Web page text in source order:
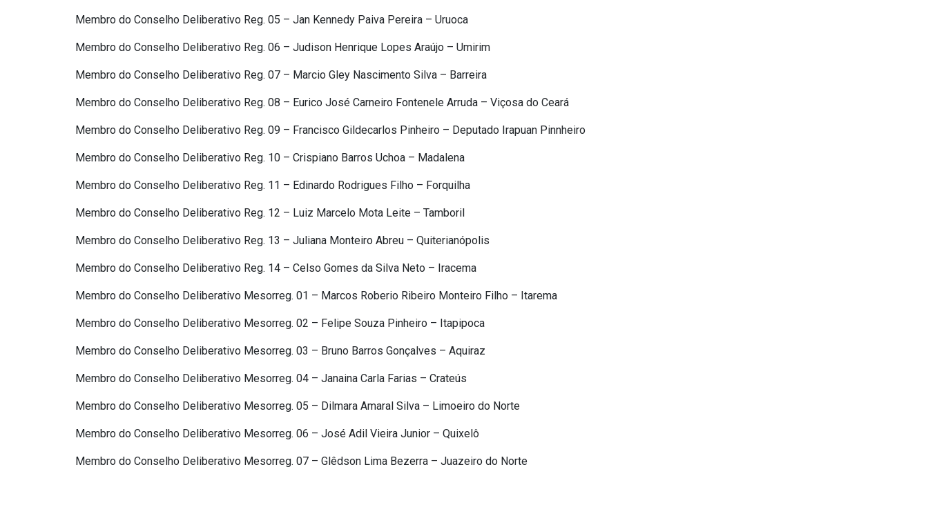
Membro do Conselho Deliberativo Reg. 05 – Jan Kennedy Paiva Pereira – Uruoca
Membro do Conselho Deliberativo Reg. 06 – Judison Henrique Lopes Araújo – Umirim
Membro do Conselho Deliberativo Reg. 07 – Marcio Gley Nascimento Silva – Barreira
Membro do Conselho Deliberativo Reg. 08 – Eurico José Carneiro Fontenele Arruda – Viçosa do Ceará
Membro do Conselho Deliberativo Reg. 09 – Francisco Gildecarlos Pinheiro – Deputado Irapuan Pinnheiro
Membro do Conselho Deliberativo Reg. 10 – Crispiano Barros Uchoa – Madalena
Membro do Conselho Deliberativo Reg. 11 – Edinardo Rodrigues Filho – Forquilha
Membro do Conselho Deliberativo Reg. 12 – Luiz Marcelo Mota Leite – Tamboril
Membro do Conselho Deliberativo Reg. 13 – Juliana Monteiro Abreu – Quiterianópolis
Membro do Conselho Deliberativo Reg. 14 – Celso Gomes da Silva Neto – Iracema
Membro do Conselho Deliberativo Mesorreg. 01 – Marcos Roberio Ribeiro Monteiro Filho – Itarema
Membro do Conselho Deliberativo Mesorreg. 02 – Felipe Souza Pinheiro – Itapipoca
Membro do Conselho Deliberativo Mesorreg. 03 – Bruno Barros Gonçalves – Aquiraz
Membro do Conselho Deliberativo Mesorreg. 04 – Janaina Carla Farias – Crateús
Membro do Conselho Deliberativo Mesorreg. 05 – Dilmara Amaral Silva – Limoeiro do Norte
Membro do Conselho Deliberativo Mesorreg. 06 – José Adil Vieira Junior – Quixelô
Membro do Conselho Deliberativo Mesorreg. 07 – Glêdson Lima Bezerra – Juazeiro do Norte